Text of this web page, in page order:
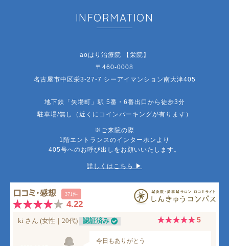
INFORMATION
aoはり治療院 【栄院】
〒460-0008
名古屋市中区栄3-27-7 シーアイマンション南大津405
地下鉄「矢場町」駅 5番・6番出口から徒歩3分
駐車場/無し（近くにコインパーキングが有ります）
※ご来院の際
1階エントランスのインターホンより
405号へのお呼び出しをお願いいたします。
詳しくはこちら ▶︎